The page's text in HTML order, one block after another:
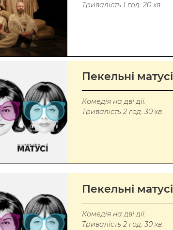
Тривалість 1 год. 20 хв.
Пекельні матусі
Комедія на дві дії.
Тривалість 2 год. 30 хв.
Пекельні матусі
Комедія на дві дії.
Тривалість 2 год. 30 хв.